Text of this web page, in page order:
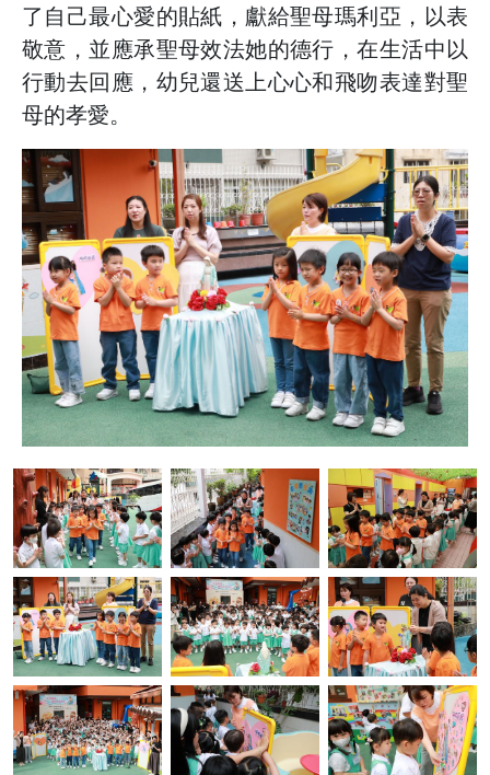
了自己最心愛的貼紙，獻給聖母瑪利亞，以表
敬意，並應承聖母效法她的德行，在生活中以
行動去回應，幼兒還送上心心和飛吻表達對聖
母的孝愛。